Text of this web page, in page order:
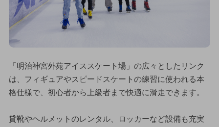
「明治神宮外苑アイススケート場」の広々としたリンク
は、フィギュアやスピードスケートの練習に使われる本
格仕様で、初心者から上級者まで快適に滑走できます。
貸靴やヘルメットのレンタル、ロッカーなど設備も充実